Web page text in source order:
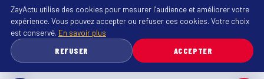
ZayActu utilise des cookies pour mesurer l’audience et améliorer votre
expérience. Vous pouvez accepter ou refuser ces cookies. Votre choix
est conservé. En savoir plus
REFUSER
ACCEPTER